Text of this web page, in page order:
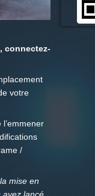
connectez-
votre
/
mise en